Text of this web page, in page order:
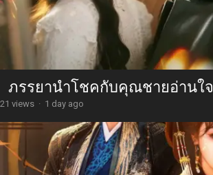
ภรรยานำโชคกับคุณชายอ่านใจ
21 views · 1 day ago